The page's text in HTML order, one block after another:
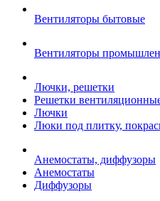
Вентиляторы бытовые
Вентиляторы
Лючки, решетки
Решетки
Лючки
Люки под плитку,
Анемостаты, диффузоры
Анемостаты
Диффузоры